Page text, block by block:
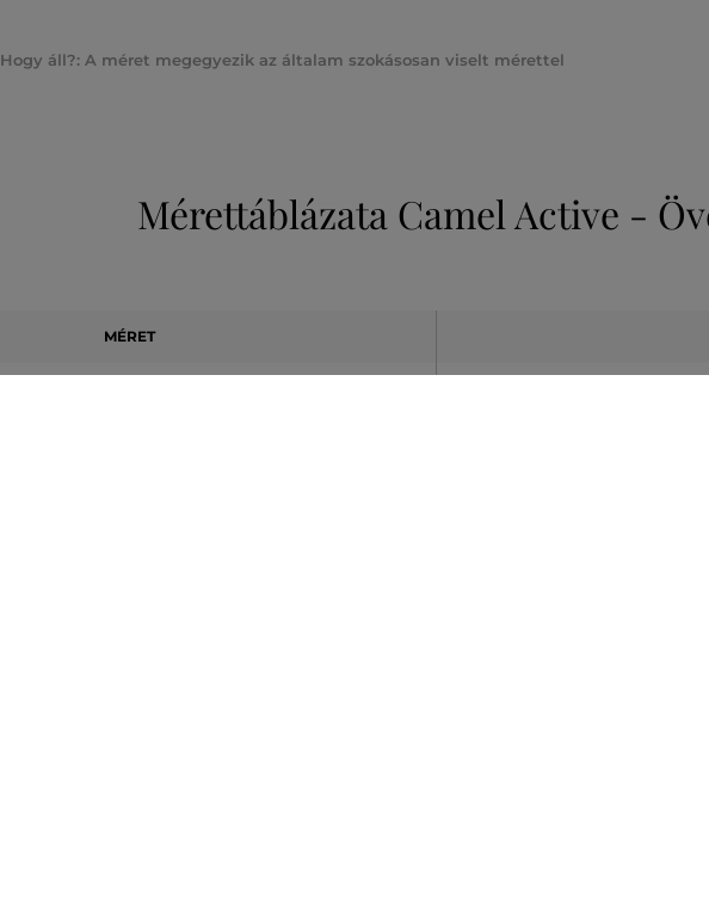
Hogy áll?: A méret megegyezik az általam szokásosan viselt mérettel
Mérettáblázata Camel Active -
MÉRET